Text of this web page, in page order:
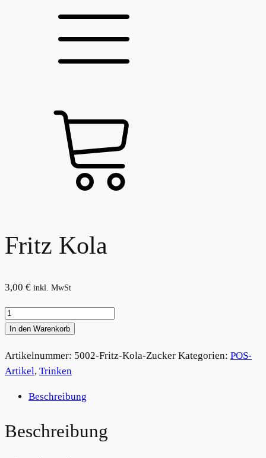
Fritz Kola
3,00 € inkl. MwSt
Fritz
Kola
In den Warenkorb
Artikelnummer: 5002-Fritz-Kola-Zucker Kategorien: POS-
Artikel, Trinken
Beschreibung
Beschreibung